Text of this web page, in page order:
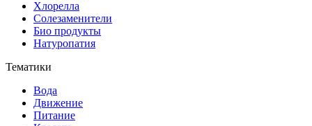
Хлорелла
Солезаменители
Био продукты
Натуропатия
Тематики
Вода
Движение
Питание